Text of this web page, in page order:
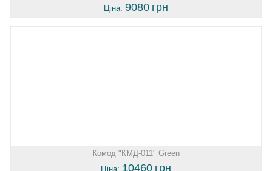
Ціна: 9080 грн
Комод "КМД-011" Green
Ціна: 10460 грн